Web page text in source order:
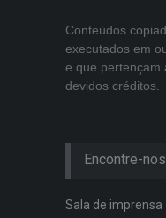
Conteúdos
executados em
e que pertençam
devidos créditos.
Encontre-nos
Sala de imprensa